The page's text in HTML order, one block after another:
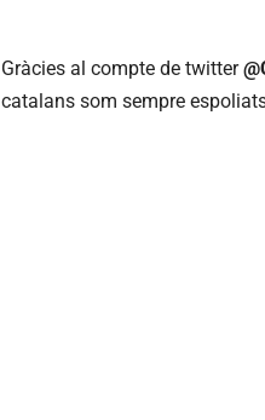
Gràcies al compte de twitter
catalans som sempre